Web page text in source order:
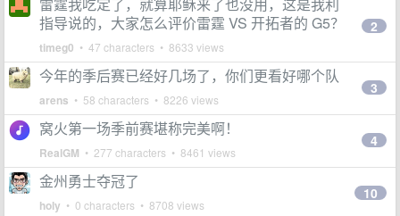
指导说的，大家怎么评价雷霆 VS 开拓者的 G5？
timeg0 • 47 characters • 8633 views
2
今年的季后赛已经好几场了，你们更看好哪个队
arens • 58 characters • 8226 views
3
窝火第一场季前赛堪称完美啊！
RealGM • 277 characters • 8461 views
4
金州勇士夺冠了
holy • 0 characters • 8708 views
10